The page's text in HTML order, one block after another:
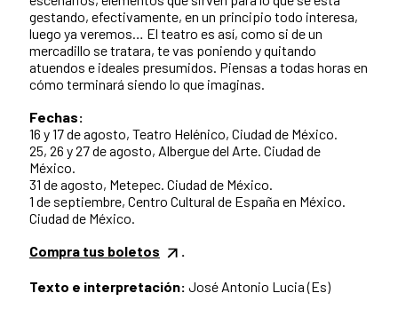
gestando, efectivamente, en un principio todo interesa,
luego ya veremos… El teatro es así, como si de un
mercadillo se tratara, te vas poniendo y quitando
atuendos e ideales presumidos. Piensas a todas horas en
cómo terminará siendo lo que imaginas.
Fechas:
16 y 17 de agosto, Teatro Helénico, Ciudad de México.
25, 26 y 27 de agosto, Albergue del Arte. Ciudad de
México.
31 de agosto, Metepec. Ciudad de México.
1 de septiembre, Centro Cultural de España en México.
Ciudad de México.
Compra tus boletos
.
Texto e interpretación: José Antonio Lucia (Es)